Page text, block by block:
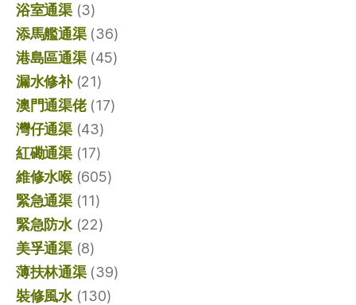
浴室通渠(3)
添馬艦通渠(36)
港島區通渠(45)
漏水修补(21)
澳門通渠佬(17)
灣仔通渠(43)
紅磡通渠(17)
維修水喉(605)
緊急通渠(11)
緊急防水(22)
美孚通渠(8)
薄扶林通渠(39)
裝修風水(130)